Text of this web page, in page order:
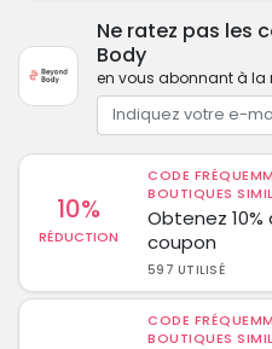
Ne ratez pas les
Body
en vous abonnant à la
10%
RÉDUCTION
CODE
BOUTIQUES
Obtenez
coupon
597 UTILISÉ
CODE
BOUTIQUES